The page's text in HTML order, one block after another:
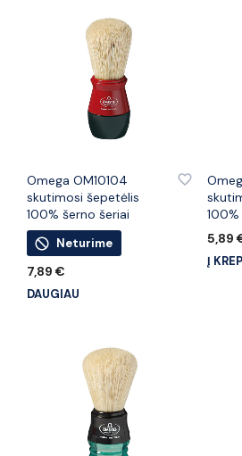
Omega OM10104
skutimosi šepetėlis
100% šerno šeriai
Neturime
7,89 €
DAUGIAU
5,89
Į